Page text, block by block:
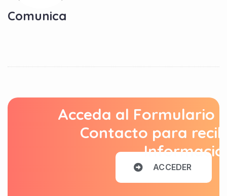
Comunica
Acceda al Formulario
Contacto para
ACCEDER